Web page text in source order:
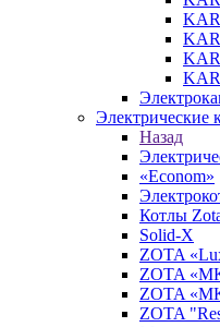
Электрические
Назад
«Econom»
Котлы
Solid-X
ZOTA
ZOTA
ZOTA
ZOTA